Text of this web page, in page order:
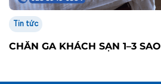
Tin tức
CHĂN GA KHÁCH SẠN 1–3 SAO